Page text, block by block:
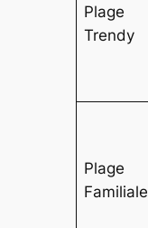
Plage
Trendy
Plage
Familiale